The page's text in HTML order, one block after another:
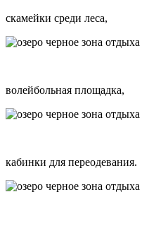
скамейки среди леса,
волейбольная площадка,
кабинки для переодевания.